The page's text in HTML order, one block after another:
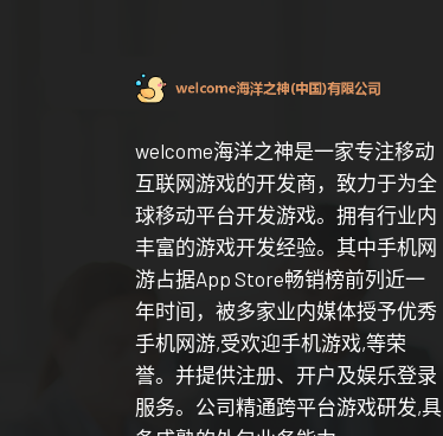
welcome海洋之神是一家专注移动
互联网游戏的开发商，致力于为全
球移动平台开发游戏。拥有行业内
丰富的游戏开发经验。其中手机网
游占据App Store畅销榜前列近一
年时间，被多家业内媒体授予优秀
手机网游,受欢迎手机游戏,等荣
誉。并提供注册、开户及娱乐登录
服务。公司精通跨平台游戏研发,具